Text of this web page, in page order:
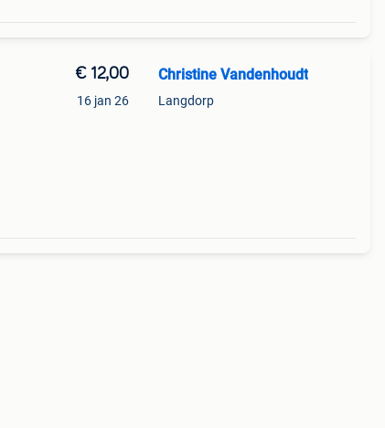
€ 12,00
16 jan 26
Christine Vandenhoudt
Langdorp